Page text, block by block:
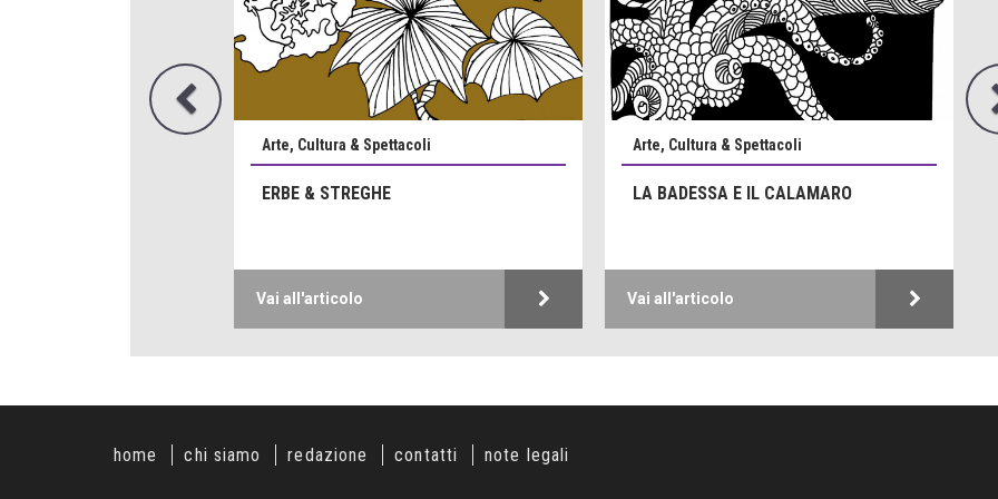
Arte, Cultura & Spettacoli
ERBE & STREGHE
Vai all'articolo
Arte, Cultura & Spettacoli
LA BADESSA E IL CALAMARO
Vai all'articolo
home chi siamo redazione contatti note legali